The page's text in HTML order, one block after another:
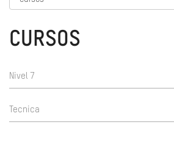
CURSOS
Nivel 7
Tecnica